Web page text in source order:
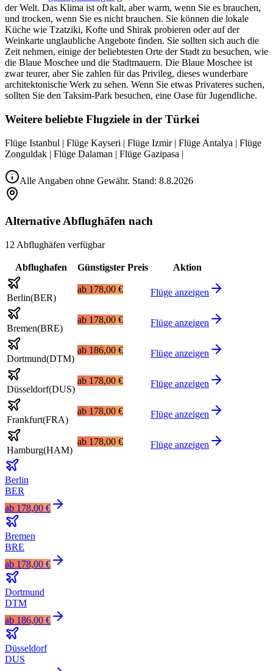
der Welt. Das Klima ist oft kalt, aber warm, wenn Sie es brauchen,
und trocken, wenn Sie es nicht brauchen. Sie können die lokale
Küche wie Tzatziki, Kofte und Shirak probieren oder auf der
Weinkarte unglaubliche Angebote finden. Sie sollten sich auch die
Zeit nehmen, einige der beliebtesten Orte der Stadt zu besuchen, wie
die Blaue Moschee und die Stadtmauern. Die Blaue Moschee ist
zwar teurer, aber Sie zahlen für das Privileg, dieses wunderbare
architektonische Werk zu sehen. Wenn Sie etwas Privateres suchen,
sollten Sie den Taksim-Park besuchen, eine Oase für Jugendliche.
Weitere beliebte Flugziele in der Türkei
Flüge Istanbul | Flüge Kayseri | Flüge Izmir | Flüge Antalya | Flüge
Zonguldak | Flüge Dalaman | Flüge Gazipasa |
Alle Angaben ohne Gewähr. Stand: 8.8.2026
Alternative Abflughäfen nach
12 Abflughäfen verfügbar
Abflughafen Günstigster Preis Aktion
Berlin(BER)
ab 178,00 € Flüge anzeigen
Bremen(BRE)
ab 178,00 € Flüge anzeigen
Dortmund(DTM)
ab 186,00 € Flüge anzeigen
Düsseldorf(DUS)
ab 178,00 € Flüge anzeigen
Frankfurt(FRA)
ab 178,00 € Flüge anzeigen
Hamburg(HAM)
ab 178,00 € Flüge anzeigen
Berlin
BER
ab 178,00 €
Bremen
BRE
ab 178,00 €
Dortmund
DTM
ab 186,00 €
Düsseldorf
DUS